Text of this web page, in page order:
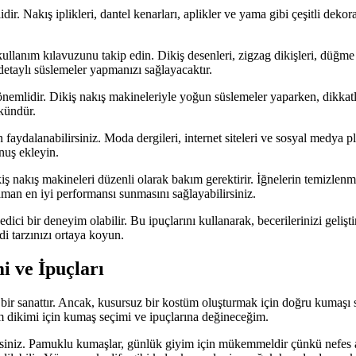
Nakış iplikleri, dantel kenarları, aplikler ve yama gibi çeşitli
kılavuzunu takip edin. Dikiş desenleri, zigzag dikişleri,
süslemeler yapmanızı sağlayacaktır.
Dikiş nakış makineleriyle yoğun süslemeler yaparken,
Moda dergileri, internet siteleri ve sosyal medya
ekleyin.
nakış makineleri düzenli olarak bakım gerektirir. İğnelerin
en iyi performansı sunmasını sağlayabilirsiniz.
bir deneyim olabilir. Bu ipuçlarını kullanarak, becerilerinizi
tarzınızı ortaya koyun.
ve İpuçları
sanattır. Ancak, kusursuz bir kostüm oluşturmak için doğru
için kumaş seçimi ve ipuçlarına değineceğim.
Pamuklu kumaşlar, günlük giyim için mükemmeldir çünkü